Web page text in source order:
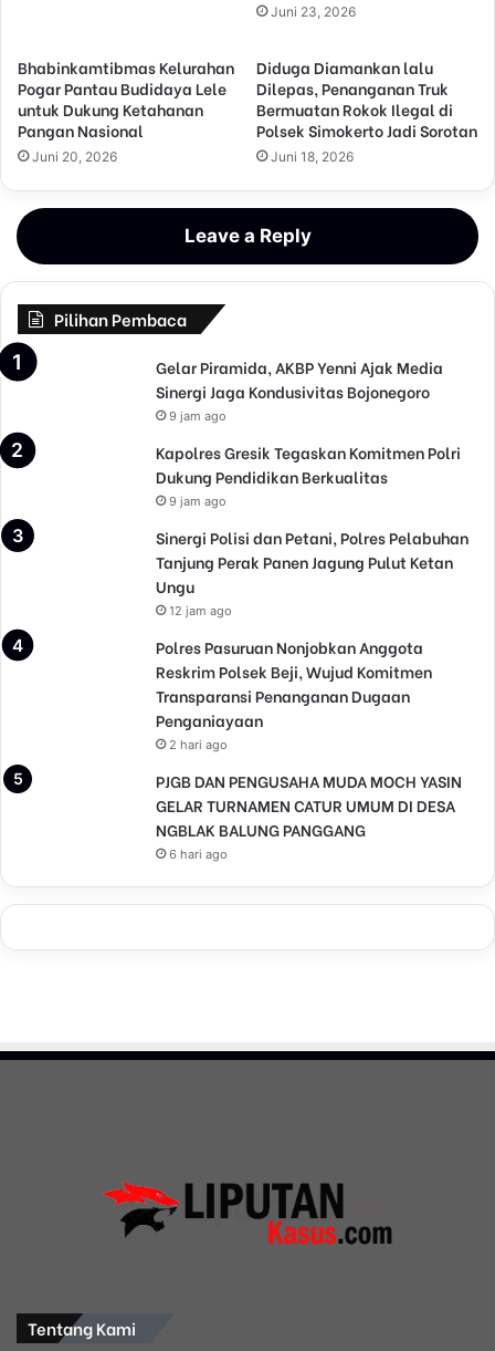
Juni 23, 2026
Bhabinkamtibmas Kelurahan
Pogar Pantau Budidaya Lele
untuk Dukung Ketahanan
Pangan Nasional
Juni 20, 2026
Diduga Diamankan lalu
Dilepas, Penanganan Truk
Bermuatan Rokok Ilegal di
Polsek Simokerto Jadi Sorotan
Juni 18, 2026
Leave a Reply
Pilihan Pembaca
Gelar Piramida, AKBP Yenni Ajak Media
Sinergi Jaga Kondusivitas Bojonegoro
9 jam ago
Kapolres Gresik Tegaskan Komitmen Polri
Dukung Pendidikan Berkualitas
9 jam ago
Sinergi Polisi dan Petani, Polres Pelabuhan
Tanjung Perak Panen Jagung Pulut Ketan
Ungu
12 jam ago
Polres Pasuruan Nonjobkan Anggota
Reskrim Polsek Beji, Wujud Komitmen
Transparansi Penanganan Dugaan
Penganiayaan
2 hari ago
PJGB DAN PENGUSAHA MUDA MOCH YASIN
GELAR TURNAMEN CATUR UMUM DI DESA
NGBLAK BALUNG PANGGANG
6 hari ago
Tentang Kami